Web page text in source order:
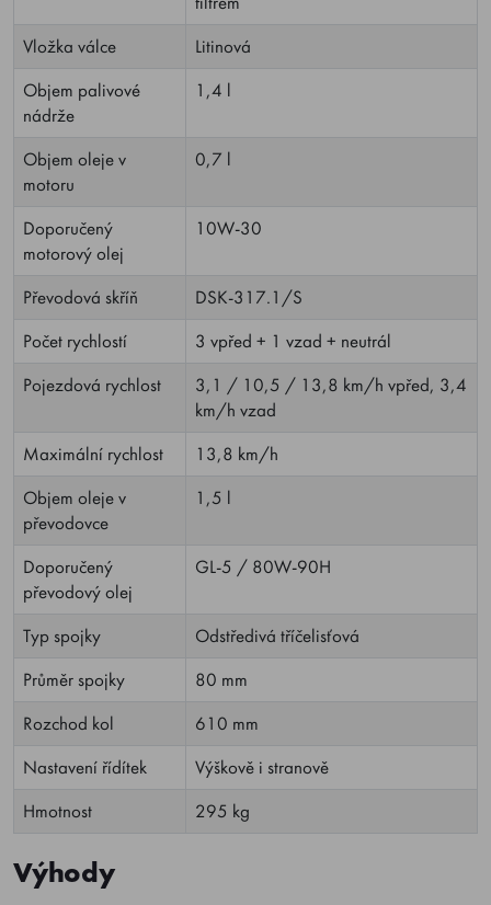
Vložka válce
Litinová
Objem palivové
nádrže
1,4 l
Objem oleje v
motoru
0,7 l
Doporučený
motorový olej
10W-30
Převodová skříň
DSK-317.1/S
Počet rychlostí
3 vpřed + 1 vzad + neutrál
Pojezdová rychlost
3,1 / 10,5 / 13,8 km/h vpřed, 3,4
km/h vzad
Maximální rychlost
13,8 km/h
Objem oleje v
převodovce
1,5 l
Doporučený
převodový olej
GL-5 / 80W-90H
Typ spojky
Odstředivá tříčelisťová
Průměr spojky
80 mm
Rozchod kol
610 mm
Nastavení řídítek
Výškově i stranově
Hmotnost
295 kg
Výhody